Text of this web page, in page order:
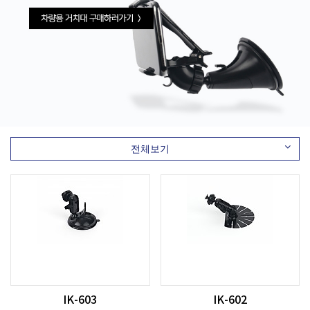
전체보기
IK-603 IK-602